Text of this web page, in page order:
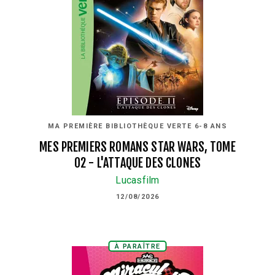
MA PREMIÈRE BIBLIOTHÈQUE VERTE 6-8 ANS
MES PREMIERS ROMANS STAR WARS, TOME
02 - L'ATTAQUE DES CLONES
Lucasfilm
12/08/2026
À PARAÎTRE